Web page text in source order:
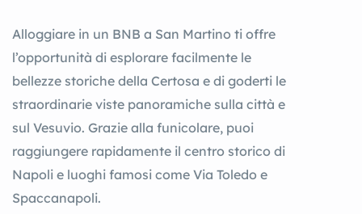
Alloggiare in un BNB a San Martino ti offre
l’opportunità di esplorare facilmente le
bellezze storiche della Certosa e di goderti le
straordinarie viste panoramiche sulla città e
sul Vesuvio. Grazie alla funicolare, puoi
raggiungere rapidamente il centro storico di
Napoli e luoghi famosi come Via Toledo e
Spaccanapoli.